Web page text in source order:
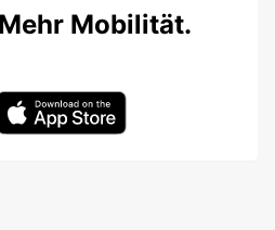
Mobilität.